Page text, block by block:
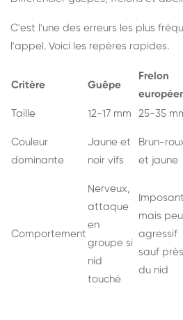
C'est l'une des erreurs les plus
l'appel. Voici les repères rapides.
Critère Guêpe
Frelon
Taille 12-17 mm 25-35
Couleur
dominante
Jaune et
noir vifs
Brun-
et jaune
Comportement
Nerveux,
attaque
en
groupe si
nid
touché
Imposant
mais peu
agressif
sauf près
du nid